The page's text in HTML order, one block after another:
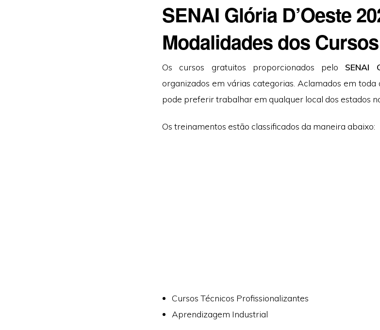
SENAI Glória D’Oeste
Modalidades dos
Os cursos gratuitos proporcionados pelo SENAI
organizados em várias categorias. Aclamados em toda
pode preferir trabalhar em qualquer local dos estados
Os treinamentos estão classificados da maneira abaixo:
Cursos Técnicos Profissionalizantes
Aprendizagem Industrial